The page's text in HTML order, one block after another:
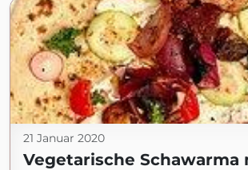
21 Januar 2020
Vegetarische Schawarma